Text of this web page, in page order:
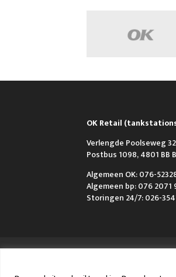
OK Retail
Verlengde Poolseweg 32
Postbus 1098, 4801 BB
Algemeen OK: 076-
Algemeen bp: 076
Storingen 24/7: 026-